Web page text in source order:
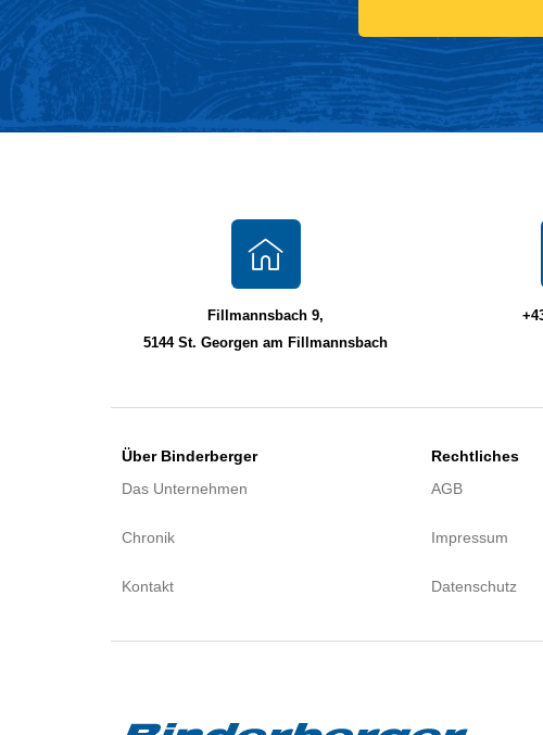
Fillmannsbach 9,
5144 St. Georgen am Fillmannsbach
Über Binderberger
Das Unternehmen
Chronik
Kontakt
Rechtliches
AGB
Impressum
Datenschutz